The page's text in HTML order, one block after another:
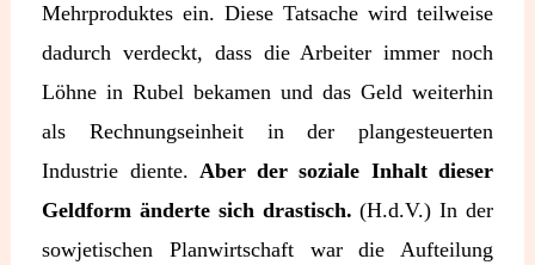
Mehrproduktes ein. Diese Tatsache wird teilweise
dadurch verdeckt, dass die Arbeiter immer noch
Löhne in Rubel bekamen und das Geld weiterhin
als Rechnungseinheit in der plangesteuerten
Industrie diente. Aber der soziale Inhalt dieser
Geldform änderte sich drastisch.(H.d.V.) In der
sowjetischen Planwirtschaft war die Aufteilung